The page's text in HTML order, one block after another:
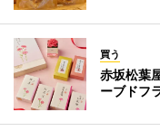
買う
赤坂松葉
ーブドフ